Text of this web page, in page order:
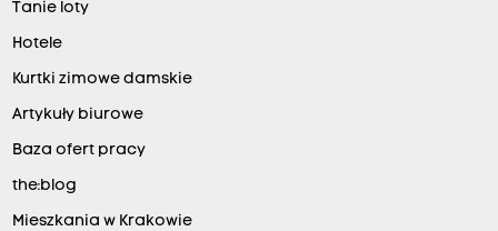
Tanie loty
Hotele
Kurtki zimowe damskie
Artykuły biurowe
Baza ofert pracy
the:blog
Mieszkania w Krakowie